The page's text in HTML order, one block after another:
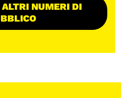
NUMERI DI